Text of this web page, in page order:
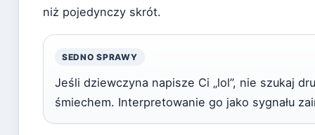
niż pojedynczy skrót.
SEDNO SPRAWY
Jeśli dziewczyna napisze Ci „lol”, nie szukaj
śmiechem. Interpretowanie go jako sygnału